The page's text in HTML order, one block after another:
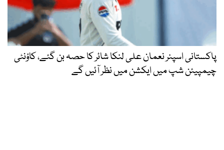
پاکستانی اسپنر نعمان علی لنکا شائر کا حصہ بن گئے، کاؤنٹی
چیمپیئن شپ میں ایکشن میں نظر آئیں گے